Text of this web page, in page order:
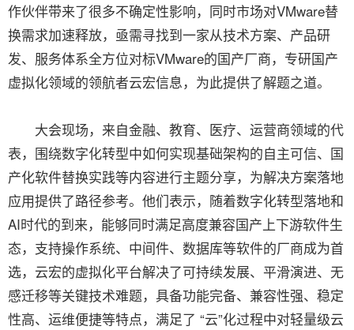
作伙伴带来了很多不确定性影响，同时市场对VMware替
换需求加速释放，亟需寻找到一家从技术方案、产品研
发、服务体系全方位对标VMware的国产厂商，专研国产
虚拟化领域的领航者云宏信息，为此提供了解题之道。
大会现场，来自金融、教育、医疗、运营商领域的代
表，围绕数字化转型中如何实现基础架构的自主可信、国
产化软件替换实践等内容进行主题分享，为解决方案落地
应用提供了路径参考。他们表示，随着数字化转型落地和
AI时代的到来，能够同时满足高度兼容国产上下游软件生
态，支持操作系统、中间件、数据库等软件的厂商成为首
选，云宏的虚拟化平台解决了可持续发展、平滑演进、无
感迁移等关键技术难题，具备功能完备、兼容性强、稳定
性高、运维便捷等特点，满足了 “云”化过程中对轻量级云